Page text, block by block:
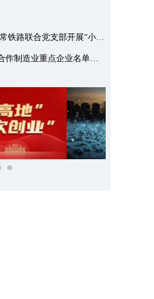
筑梦宜常暖童心 宜常铁路联合党支部开展“小候鸟”科普研学行
湖南省新一批产融合作制造业重点企业名单发布 常德319家优质企业上榜